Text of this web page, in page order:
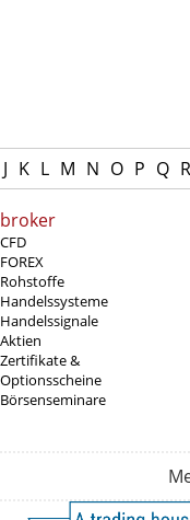
J K L M N O P Q R
broker
CFD
FOREX
Rohstoffe
Handelssysteme
Handelssignale
Aktien
Zertifikate &
Optionsscheine
Börsenseminare